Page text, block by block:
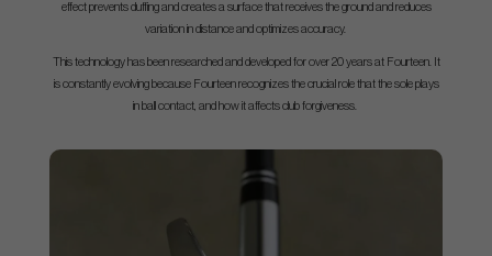
effect prevents duffing and creates a surface that receives the ground and reduces
variation in distance and optimizes accuracy.
This technology has been researched and developed for over 20 years at Fourteen. It
is constantly evolving because Fourteen recognizes the crucial role that the sole plays
in ball contact, and how it affects club forgiveness.